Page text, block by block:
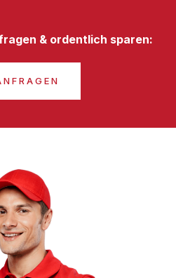
& ordentlich sparen: